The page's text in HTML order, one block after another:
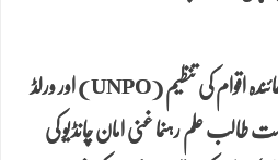
جنیوا سے جاری بیان میں غیر نمائندہ اقوام کی تنظیم (UNPO) اور ورلڈ
طالب علم رہنما غنی امان چانڈیو کی